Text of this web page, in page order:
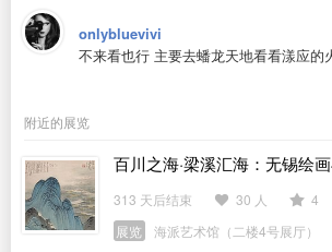
onlybluevivi
不来看也行 主要去蟠龙天地看看漾应的
附近的展览
百川之海·梁溪汇海：无锡绘
313 天后结束 30 人
4
展览
海派艺术馆（二楼4号展厅）